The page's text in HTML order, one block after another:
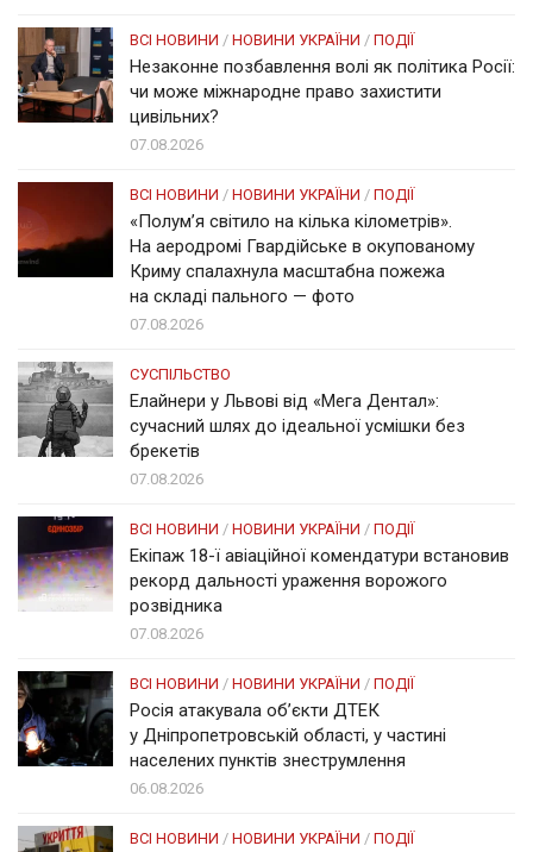
ВСІ НОВИНИ / НОВИНИ УКРАЇНИ / ПОДІЇ
Незаконне позбавлення волі як політика Росії:
чи може міжнародне право захистити
цивільних?
07.08.2026
ВСІ НОВИНИ / НОВИНИ УКРАЇНИ / ПОДІЇ
«Полум’я світило на кілька кілометрів».
На аеродромі Гвардійське в окупованому
Криму спалахнула масштабна пожежа
на складі пального — фото
07.08.2026
СУСПІЛЬСТВО
Елайнери у Львові від «Мега Дентал»:
сучасний шлях до ідеальної усмішки без
брекетів
07.08.2026
ВСІ НОВИНИ / НОВИНИ УКРАЇНИ / ПОДІЇ
Екіпаж 18-ї авіаційної комендатури встановив
рекорд дальності ураження ворожого
розвідника
07.08.2026
ВСІ НОВИНИ / НОВИНИ УКРАЇНИ / ПОДІЇ
Росія атакувала об’єкти ДТЕК
у Дніпропетровській області, у частині
населених пунктів знеструмлення
06.08.2026
ВСІ НОВИНИ / НОВИНИ УКРАЇНИ / ПОДІЇ